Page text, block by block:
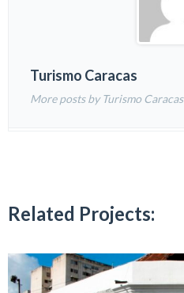
Turismo Caracas
More posts by Turismo Caracas
Related Projects: